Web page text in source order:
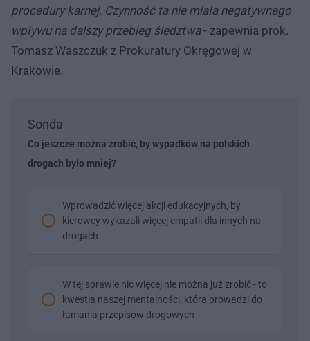
procedury karnej. Czynność ta nie miała negatywnego
wpływu na dalszy przebieg śledztwa- zapewnia prok.
Tomasz Waszczuk z Prokuratury Okręgowej w
Krakowie.
Sonda
Co jeszcze można zrobić, by wypadków na polskich
drogach było mniej?
Wprowadzić więcej akcji edukacyjnych, by
kierowcy wykazali więcej empatii dla innych na
drogach
W tej sprawie nic więcej nie można już zrobić - to
kwestia naszej mentalności, która prowadzi do
łamania przepisów drogowych